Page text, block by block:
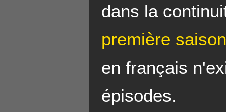
dans la
première saison
en français
épisodes.